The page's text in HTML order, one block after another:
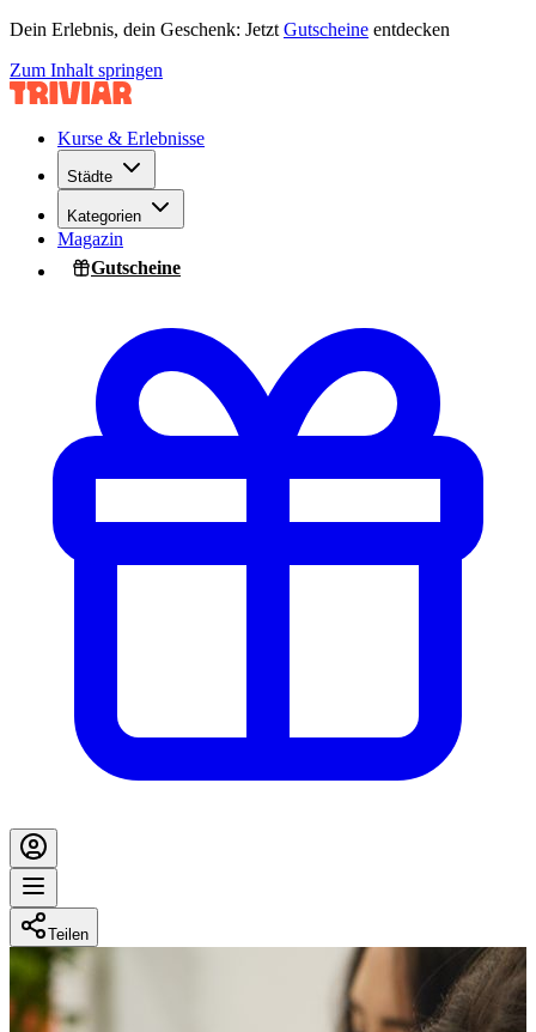
Dein Erlebnis, dein Geschenk: Jetzt Gutscheine entdecken
Zum Inhalt springen
Kurse & Erlebnisse
Städte
Kategorien
Magazin
Gutscheine
Teilen